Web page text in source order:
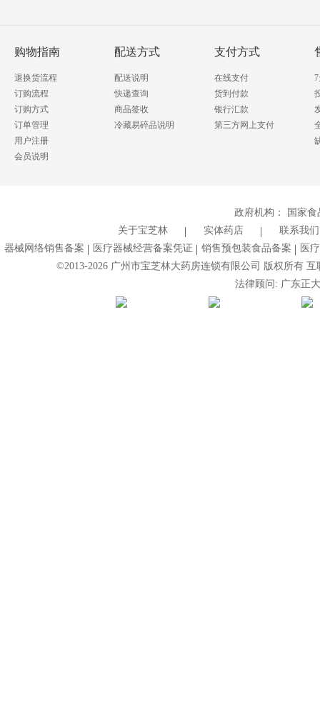
我要提问
购物指南
退换货流程
订购流程
订购方式
订单管理
用户注册
会员说明
配送方式
配送说明
快递查询
商品签收
冷藏易碎品说明
支付方式
在线支付
货到付款
银行汇款
第三方网上支付
政府机构：
国家
关于宝芝林
实体药店
联系我们
器械网络销售备案
医疗器械经营备案凭证 销售预包装食品备案
医
©2013-2026广州市宝芝林大药房连锁有限公司 版权所有
法律顾问: 广东正